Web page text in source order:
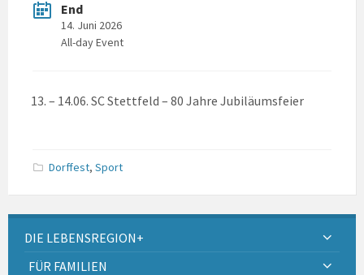
End
14. Juni 2026
All-day Event
– 14.06. SC Stettfeld – 80 Jahre Jubiläumsfeier
Dorffest, Sport
DIE LEBENSREGION+
FÜR FAMILIEN